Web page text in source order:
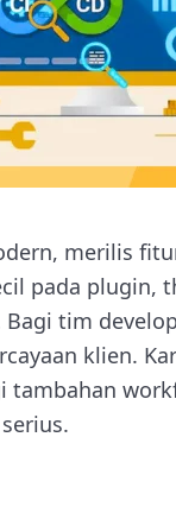
merilis
pada plugin,
tim
klien.
tambahan